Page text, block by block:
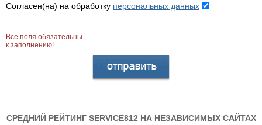
Согласен(на) на обработку персональных данных
Все поля обязательны
к заполнению!
СРЕДНИЙ РЕЙТИНГ SERVICE812 НА НЕЗАВИСИМЫХ САЙТАХ